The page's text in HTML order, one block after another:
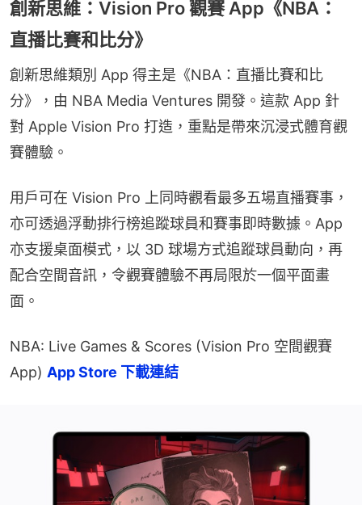
創新思維：Vision Pro 觀賽 App《NBA：
直播比賽和比分》
創新思維類別 App 得主是《NBA：直播比賽和比
分》，由 NBA Media Ventures 開發。這款 App 針
對 Apple Vision Pro 打造，重點是帶來沉浸式體育觀
賽體驗。
用戶可在 Vision Pro 上同時觀看最多五場直播賽事，
亦可透過浮動排行榜追蹤球員和賽事即時數據。App
亦支援桌面模式，以 3D 球場方式追蹤球員動向，再
配合空間音訊，令觀賽體驗不再局限於一個平面畫
面。
NBA: Live Games & Scores (Vision Pro 空間觀賽
App) App Store 下載連結